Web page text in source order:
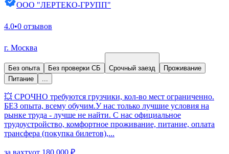
ООО "ЛЕРТЕКО-ГРУПП"
4.0•0 отзывов
г. Москва
Без опыта Без проверки СБ Срочный заезд
Проживание
Питание
...
💥 СРОЧНО требуются грузчики, кол-во мест ограниченно.
БЕЗ опыта, всему обучим.У нас только лучшие условия на
рынке труда - лучше не найти. С нас официальное
трудоустройство, комфортное проживание, питание, оплата
трансфера (покупка билетов),...